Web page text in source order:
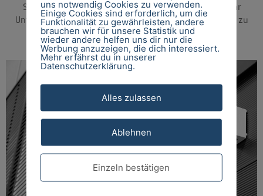
Sicherheits­niveau kontinuierlich zu verbessern und Ihr
Unternehmen resilient gegenüber zukünftigen Angriffen zu
machen.
uns notwendig Cookies zu verwenden.
Einige Cookies sind erforderlich, um die
Funktionalität zu gewährleisten, andere
brauchen wir für unsere Statistik und
wieder andere helfen uns dir nur die
Werbung anzuzeigen, die dich interessiert.
Mehr erfährst du in unserer
Datenschutzerklärung.
Alles zulassen
Ablehnen
Einzeln bestätigen